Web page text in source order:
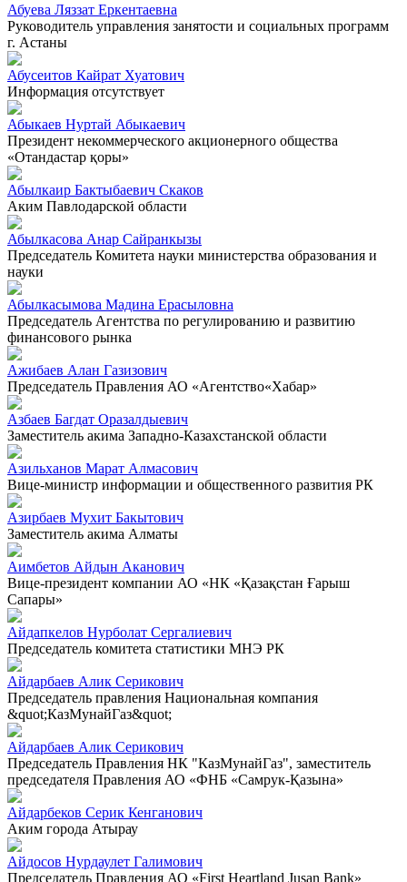
Абуева Ляззат Еркентаевна
Руководитель управления занятости и социальных программ
г. Астаны
Абусеитов Кайрат Хуатович
Информация отсутствует
Абыкаев Нуртай Абыкаевич
Президент некоммерческого акционерного общества
«Отандастар қоры»
Абылкаир Бактыбаевич Скаков
Аким Павлодарской области
Абылкасова Анар Сайранкызы
Председатель Комитета науки министерства образования и
науки
Абылкасымова Мадина Ерасыловна
Председатель Агентства по регулированию и развитию
финансового рынка
Ажибаев Алан Газизович
Председатель Правления АО «Агентство«Хабар»
Азбаев Багдат Оразалдыевич
Заместитель акима Западно-Казахстанской области
Азильханов Марат Алмасович
Вице-министр информации и общественного развития РК
Азирбаев Мухит Бакытович
Заместитель акима Алматы
Аимбетов Айдын Аканович
Вице-президент компании АО «НК «Қазақстан Ғарыш
Сапары»
Айдапкелов Нурболат Сергалиевич
Председатель комитета статистики МНЭ РК
Айдарбаев Алик Серикович
Председатель правления Национальная компания
&quot;КазМунайГаз&quot;
Айдарбаев Алик Серикович
Председатель Правления НК "КазМунайГаз", заместитель
председателя Правления АО «ФНБ «Самрук-Қазына»
Айдарбеков Серик Кенганович
Аким города Атырау
Айдосов Нурдаулет Галимович
Председатель Правления АО «First Heartland Jusan Bank»